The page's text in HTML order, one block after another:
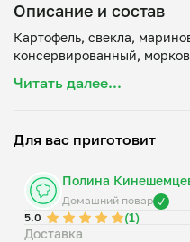
Описание и состав
Картофель, свекла,
Читать далее...
Для вас приготовит
Полина
Домашний повар
5.0
(1)
Доставка